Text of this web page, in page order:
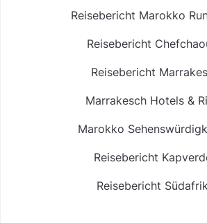
Reisebericht Marokko
Reisebericht
Reisebericht
Marrakesch Hotels &
Marokko
Reisebericht
Reisebericht